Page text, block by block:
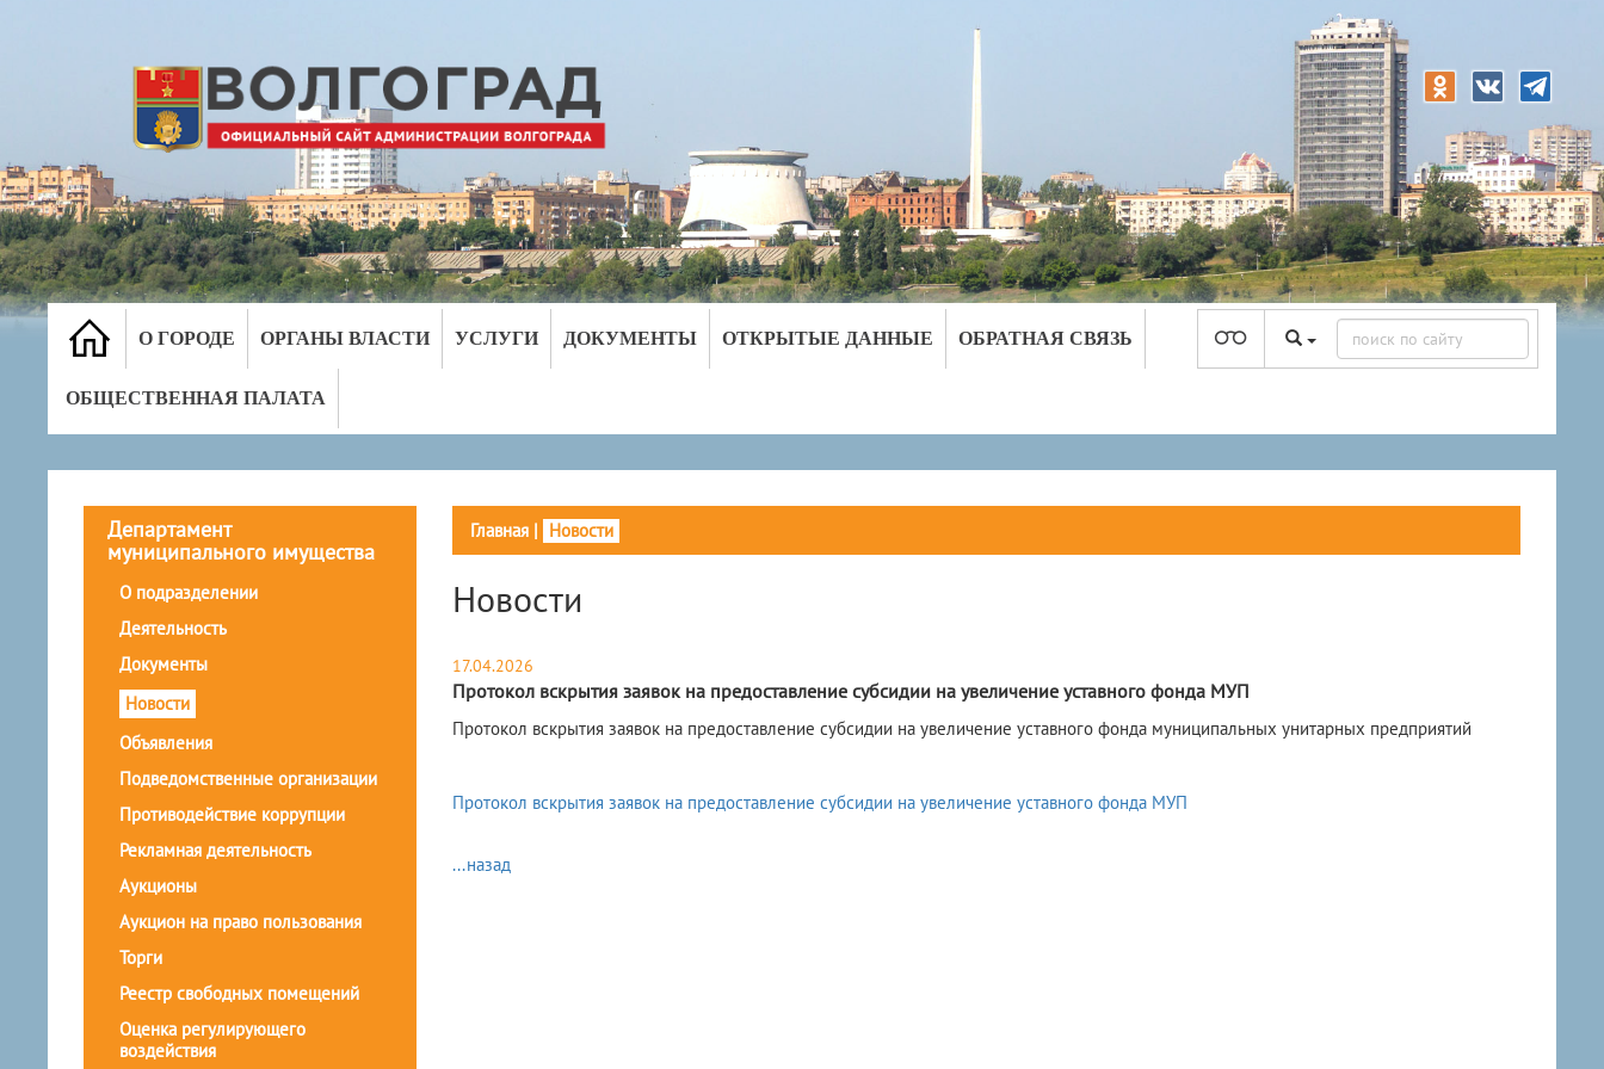
О ГОРОДЕ ОРГАНЫ ВЛАСТИ УСЛУГИ ДОКУМЕНТЫ ОТКРЫТЫЕ ДАННЫЕ ОБРАТНАЯ СВЯЗЬ
ОБЩЕСТВЕННАЯ ПАЛАТА
Департамент
муниципального имущества
О подразделении
Деятельность
Документы
Новости
Объявления
Подведомственные организации
Противодействие коррупции
Рекламная деятельность
Аукционы
Аукцион на право пользования
Торги
Реестр свободных помещений
Оценка регулирующего
воздействия
Главная| Новости
Новости
17.04.2026
Протокол вскрытия заявок на предоставление субсидии на увеличение уставного фонда МУП
​Протокол вскрытия заявок на предоставление субсидии на увеличение уставного фонда муниципальных унитарных предприятий
Протокол вскрытия заявок на предоставление субсидии на увеличение уставного фонда МУП
...назад